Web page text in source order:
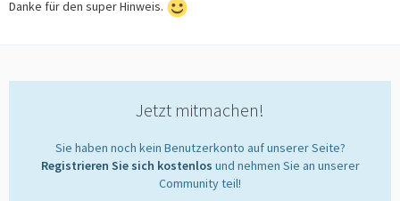
Danke für den super Hinweis.
Jetzt mitmachen!
Sie haben noch kein Benutzerkonto auf unserer Seite?
Registrieren Sie sich kostenlos und nehmen Sie an unserer
Community teil!